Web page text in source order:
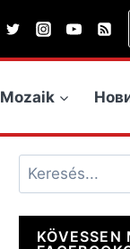
Mozaik
Keresés
KÖVESSEN